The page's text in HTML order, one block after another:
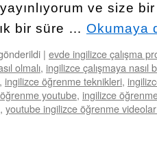
ve size
bir süre … Okumaya
| evde ingilizce çalışma
olmalı, ingilizce çalışmaya nasıl
, ingilizce öğrenme teknikleri,
youtube, ingilizce
, youtube ingilizce öğrenme